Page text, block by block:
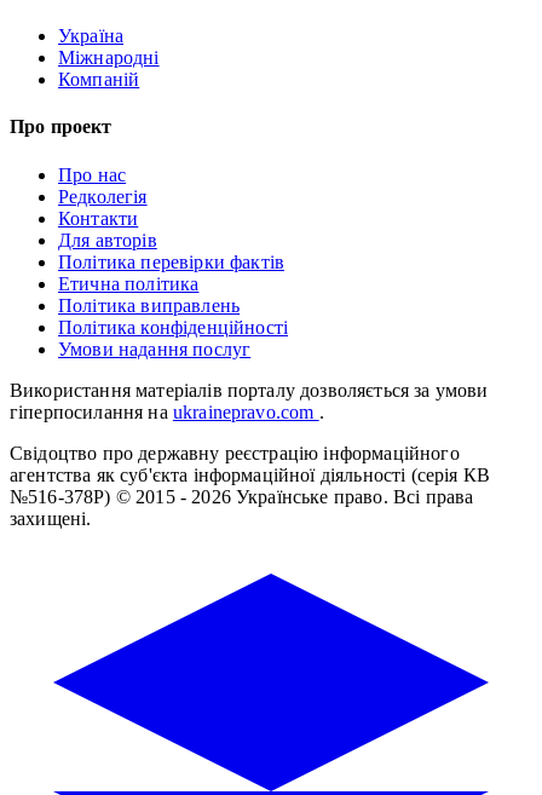
Україна
Міжнародні
Компаній
Про проект
Про нас
Редколегія
Контакти
Для авторів
Політика перевірки фактів
Етична політика
Політика виправлень
Політика конфіденційності
Умови надання послуг
Використання матеріалів порталу дозволяється за умови
гіперпосилання на ukrainepravo.com .
Свідоцтво про державну реєстрацію інформаційного
агентства як суб'єкта інформаційної діяльності (серія КВ
№516-378Р) © 2015 - 2026 Українське право. Всі права
захищені.